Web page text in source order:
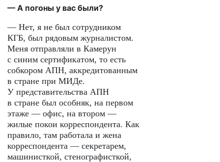
— А погоны у вас были?
— Нет, я не был сотрудником
КГБ, был рядовым журналистом.
Меня отправляли в Камерун
с синим сертификатом, то есть
собкором АПН, аккредитованным
в стране при МИДе.
У представительства АПН
в стране был особняк, на первом
этаже — офис, на втором —
жилые покои корреспондента. Как
правило, там работала и жена
корреспондента — секретарем,
машинисткой, стенографисткой,